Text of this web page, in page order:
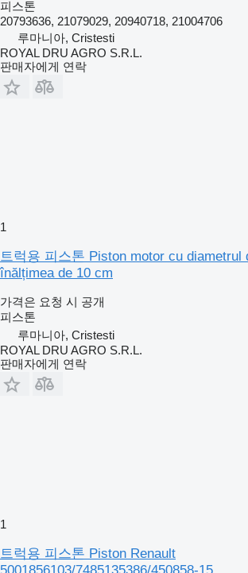
피스톤
20793636, 21079029, 20940718, 21004706
루마니아, Cristesti
ROYAL DRU AGRO S.R.L.
판매자에게 연락
1
트럭용 피스톤 Piston motor cu diametrul
înălțimea de 10 cm
가격은 요청 시 공개
피스톤
루마니아, Cristesti
ROYAL DRU AGRO S.R.L.
판매자에게 연락
1
트럭용 피스톤 Piston Renault